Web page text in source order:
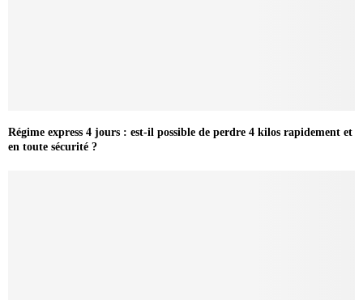
Régime express 4 jours : est-il possible de perdre 4 kilos rapidement et
en toute sécurité ?